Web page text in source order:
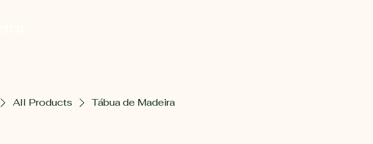
All Products Tábua de Madeira